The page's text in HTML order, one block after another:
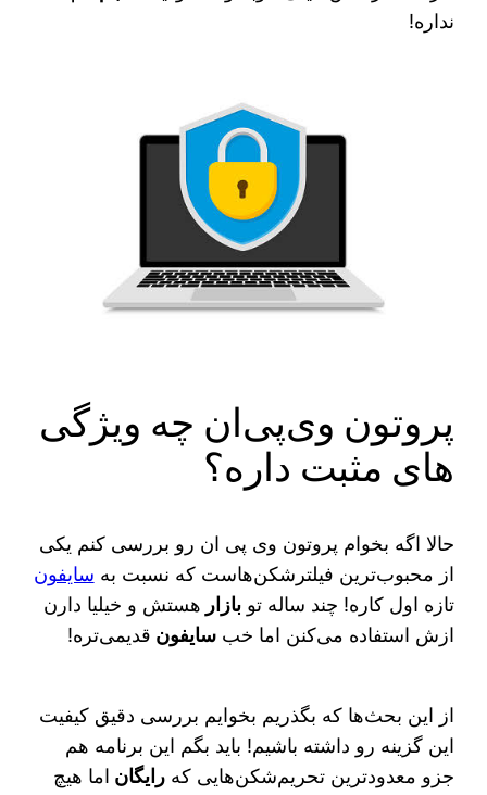
نداره!
پروتون وی‌پی‌ان چه ویژگی
های مثبت داره؟
حالا اگه بخوام پروتون وی پی ان رو بررسی کنم یکی
از محبوب‌ترین فیلترشکن‌هاست که نسبت به سایفون
تازه اول کاره! چند ساله توبازار هستش و خیلیا دارن
ازش استفاده می‌کنن اما خبسایفون قدیمی‌تره!
از این بحث‌ها که بگذریم بخوایم بررسی دقیق کیفیت
این گزینه رو داشته باشیم! باید بگم این برنامه هم
جزو معدودترین تحریم‌شکن‌هایی کهرایگان اما هیچ